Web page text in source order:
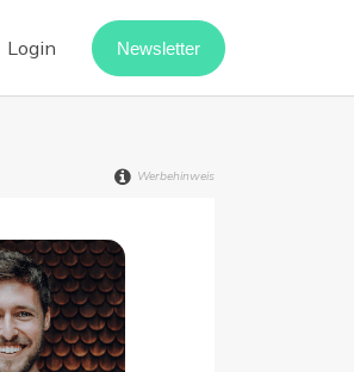
Login Newsletter
Software
Software
Rechnungseingang
Werbehinweis